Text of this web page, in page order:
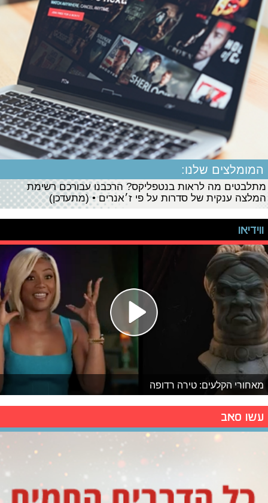
המומלצים שלנו:
מתלבטים מה לראות בנטפליקס? הרכבנו עבורכם רשימת
המלצה ענקית של סדרות על פי ז׳אנרים • (מתעדכן)
ווידיאו
מאחורי הקלעים: טירה רדופה
עשו סאב